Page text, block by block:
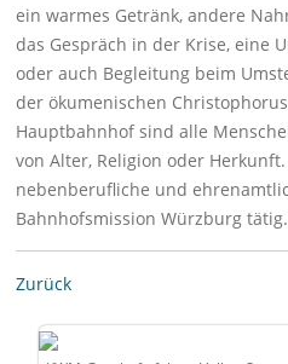
ein warmes Getränk, andere
das Gespräch in der Krise, eine
oder auch Begleitung beim
der ökumenischen
Hauptbahnhof sind alle
von Alter, Religion oder
nebenberufliche und
Bahnhofs­mis­sion Würzburg tätig.
Zurück